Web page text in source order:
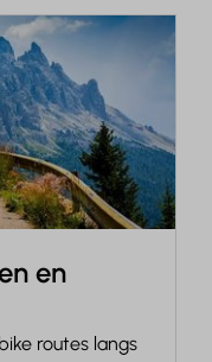
en
routes langs